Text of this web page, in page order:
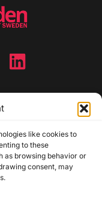
like cookies to
to these
as browsing behavior or
consent, may